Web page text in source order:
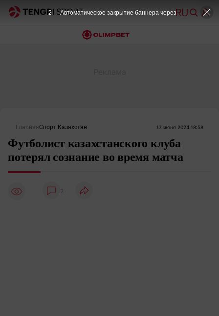
Главная Спорт Казахстан 17 июня 2024 18:58
Футболист казахстанского клуба
потерял сознание во время матча
2
2 Автоматическое закрытие баннера через